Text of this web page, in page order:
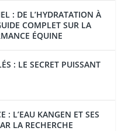
: DE L’HYDRATATION À
COMPLET SUR LA
ÉQUINE
: LE SECRET PUISSANT
: L’EAU KANGEN ET SES
LA RECHERCHE